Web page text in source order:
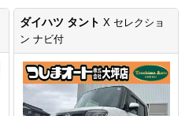
ダイハツ タントX セレクショ
ン ナビ付